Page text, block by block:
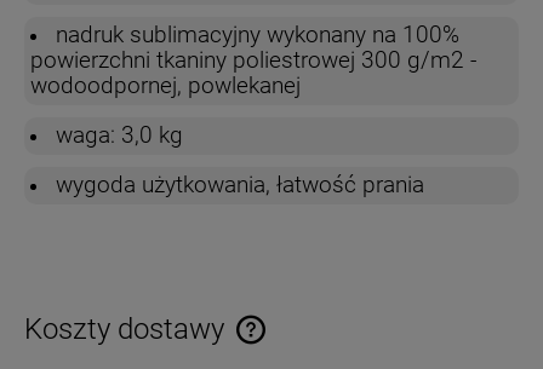
nadruk sublimacyjny wykonany na 100%
powierzchni tkaniny poliestrowej 300 g/m2 -
wodoodpornej, powlekanej
waga: 3,0 kg
wygoda użytkowania, łatwość prania
Koszty dostawy
Cena nie zawiera ewentualnych kosztów płatności